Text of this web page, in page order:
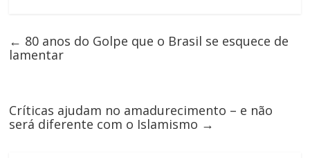
← 80 anos do Golpe que o Brasil se esquece de
lamentar
Críticas ajudam no amadurecimento – e não
será diferente com o Islamismo →